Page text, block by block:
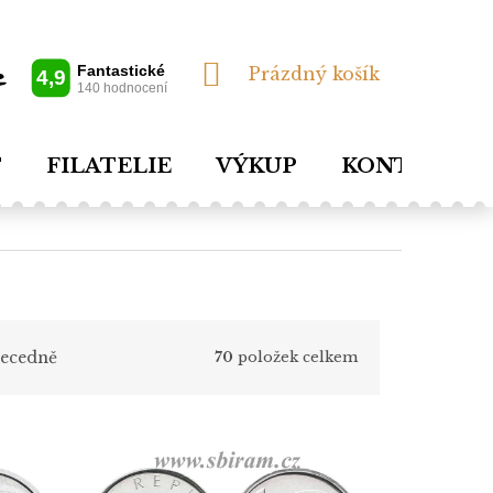
NÁKUPNÍ
Prázdný košík
FILATELIE VÝKUP KONTAKTY
70 položek celkem